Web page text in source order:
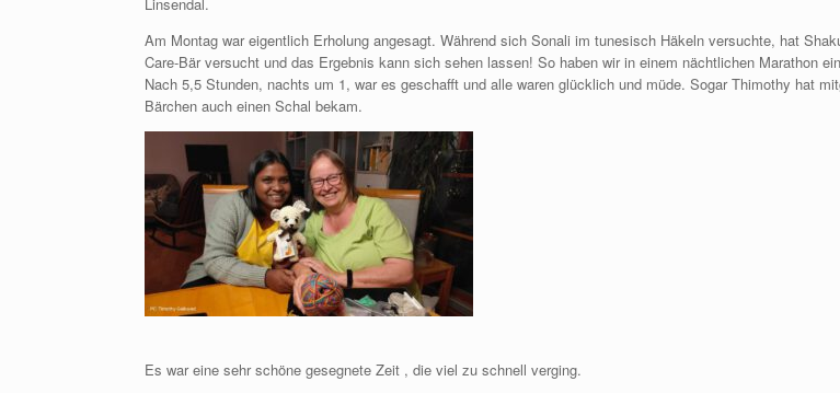
Am Montag war eigentlich Erholung angesagt. Während sich Sonali im tunesisch Häkeln versuchte, hat
Care-Bär versucht und das Ergebnis kann sich sehen lassen! So haben wir in einem nächtlichen Marathon
Nach 5,5 Stunden, nachts um 1, war es geschafft und alle waren glücklich und müde. Sogar Thimothy hat
Bärchen auch einen Schal bekam.
Es war eine sehr schöne gesegnete Zeit , die viel zu schnell verging.